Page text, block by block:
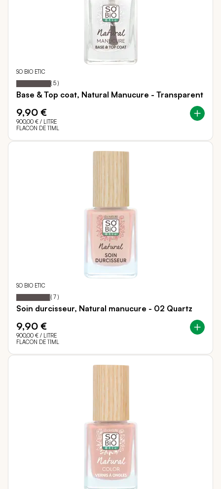
SO BIO ETIC
Notation: 100
% of
( 5 )
Base & Top coat, Natural Manucure - Transparent
9,90 €
900,00 € / LITRE
FLACON DE 11ML
SO BIO ETIC
Notation: 97
% of
( 7 )
Soin durcisseur, Natural manucure - 02 Quartz
9,90 €
900,00 € / LITRE
FLACON DE 11ML